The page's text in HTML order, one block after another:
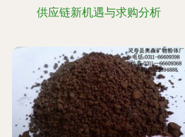
供应链新机遇与求购分析